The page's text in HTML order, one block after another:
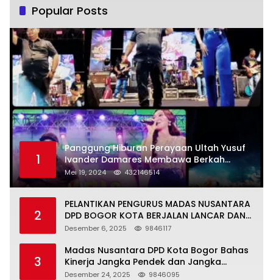
Popular Posts
1
Panggung Hiburan Perayaan Ultah Yusuf
Ivander Damares Membawa Berkah
Warga Kejapanan
Mei 19, 2024 432146514
2
PELANTIKAN PENGURUS MADAS NUSANTARA
DPD BOGOR KOTA BERJALAN LANCAR DAN
KHIDMAT
Desember 6, 2025 9846117
3
Madas Nusantara DPD Kota Bogor Bahas
Kinerja Jangka Pendek dan Jangka
Panjang
Desember 24, 2025 9846095